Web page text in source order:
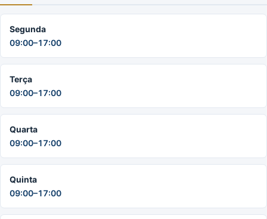
Segunda
09:00–17:00
Terça
09:00–17:00
Quarta
09:00–17:00
Quinta
09:00–17:00